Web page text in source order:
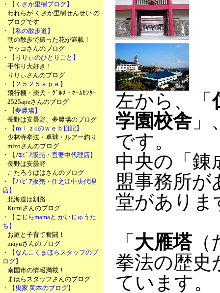
・【くさか里樹ブログ】
われらが くさか里樹せんせい の
ブログです
・【私の散歩道】
朝の散歩で撮った花が満載！
ヤッコさんのブログ
・【りりぃのひとりごと】
手作り大好き！
りりぃさんのブログ
・【２５２５ａｐｅ】
飛行機・柴犬・ｸﾞﾙﾒ・ﾎｰﾑｾﾝﾀｰ
2525apeさんのブログ
・【夢農場】
長野は安曇野、夢農場のブログ
・【ｍｉｚoのｗｅｂ日記】
少林寺拳法・卓球・ルアー釣り
mizoさんのブログ
・【ﾉｴﾋﾞｱ販売・吾妻中代理店】
長野は安曇野
こたろうははさんのブログ
・【ﾉｴﾋﾞｱ販売・住之江中央代理
店】
北海道は釧路
Kumiさんのブログ
・【ごじらmamaと かいじゅうた
ち】
お庭と子育て奮闘！
mayuさんのブログ
・【なんこくまほらスタッフのブ
ログ】
南国市の情報満載！
まほらスタッフさんのブログ
・【曳家 岡本のブログ】
左から、「
学園校舎」
です。
中央の「錬
盟事務所が
堂がありま
「 大雁塔（
拳法の歴史
ています。